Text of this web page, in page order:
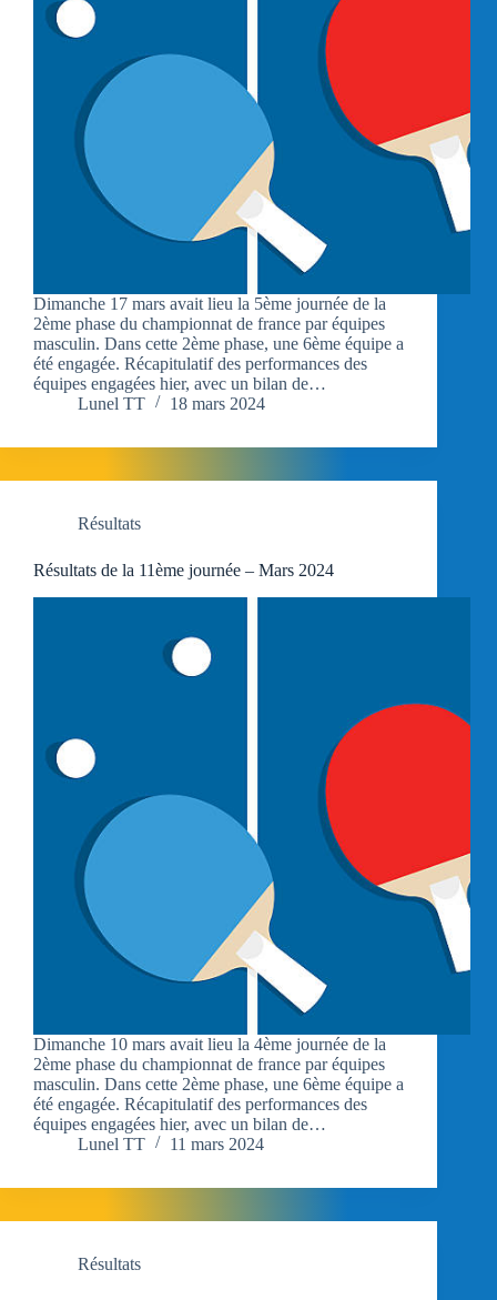
Dimanche 17 mars avait lieu la 5ème journée de la
2ème phase du championnat de france par équipes
masculin. Dans cette 2ème phase, une 6ème équipe a
été engagée. Récapitulatif des performances des
équipes engagées hier, avec un bilan de…
Lunel TT
18 mars 2024
Résultats
Résultats de la 11ème journée – Mars 2024
Dimanche 10 mars avait lieu la 4ème journée de la
2ème phase du championnat de france par équipes
masculin. Dans cette 2ème phase, une 6ème équipe a
été engagée. Récapitulatif des performances des
équipes engagées hier, avec un bilan de…
Lunel TT
11 mars 2024
Résultats